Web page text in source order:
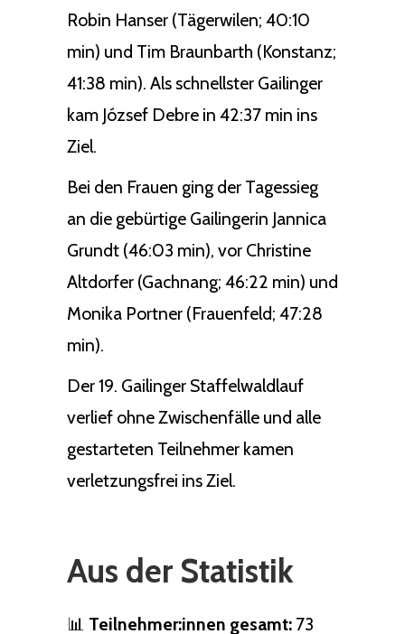
Robin Hanser (Tägerwilen; 40:10
min) und Tim Braunbarth (Konstanz;
41:38 min). Als schnellster Gailinger
kam József Debre in 42:37 min ins
Ziel.
Bei den Frauen ging der Tagessieg
an die gebürtige Gailingerin Jannica
Grundt (46:03 min), vor Christine
Altdorfer (Gachnang; 46:22 min) und
Monika Portner (Frauenfeld; 47:28
min).
Der 19. Gailinger Staffelwaldlauf
verlief ohne Zwischenfälle und alle
gestarteten Teilnehmer kamen
verletzungsfrei ins Ziel.
Aus der Statistik
📊 Teilnehmer:innen gesamt: 73